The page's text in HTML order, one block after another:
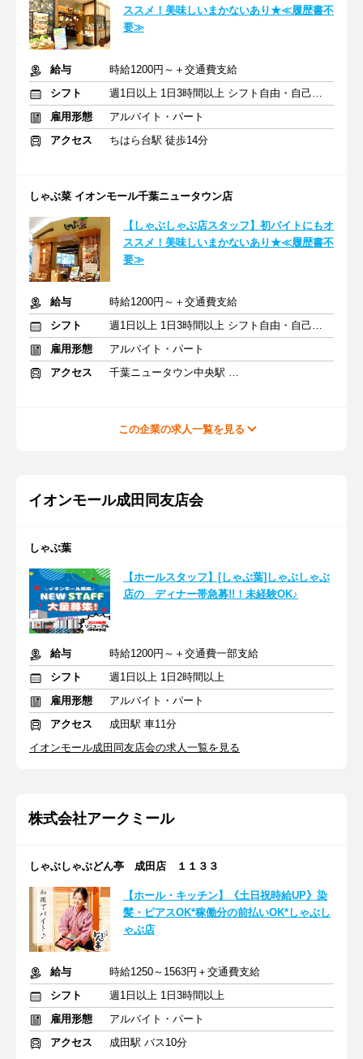
ススメ！美味しいまかないあり★≪履歴書不
要≫
給与
時給1200円～＋交通費支給
シフト
週1日以上 1日3時間以上 シフト自由・自己申告
雇用形態
アルバイト・パート
アクセス
ちはら台駅 徒歩14分
しゃぶ菜 イオンモール千葉ニュータウン店
【しゃぶしゃぶ店スタッフ】初バイトにもオ
ススメ！美味しいまかないあり★≪履歴書不
要≫
給与
時給1200円～＋交通費支給
シフト
週1日以上 1日3時間以上 シフト自由・自己申告
雇用形態
アルバイト・パート
アクセス
千葉ニュータウン中央駅 徒歩5分
この企業の求人一覧を見る
イオンモール成田同友店会
しゃぶ葉
【ホールスタッフ】[しゃぶ葉]しゃぶしゃぶ
店の ディナー帯急募!!！未経験OK♪
給与
時給1200円～＋交通費一部支給
シフト
週1日以上 1日2時間以上
雇用形態
アルバイト・パート
アクセス
成田駅 車11分
イオンモール成田同友店会の求人一覧を見る
株式会社アークミール
しゃぶしゃぶどん亭 成田店 １１３３
【ホール・キッチン】《土日祝時給UP》染
髪・ピアスOK*稼働分の前払いOK*しゃぶし
ゃぶ店
給与
時給1250～1563円＋交通費支給
シフト
週1日以上 1日3時間以上
雇用形態
アルバイト・パート
アクセス
成田駅 バス10分